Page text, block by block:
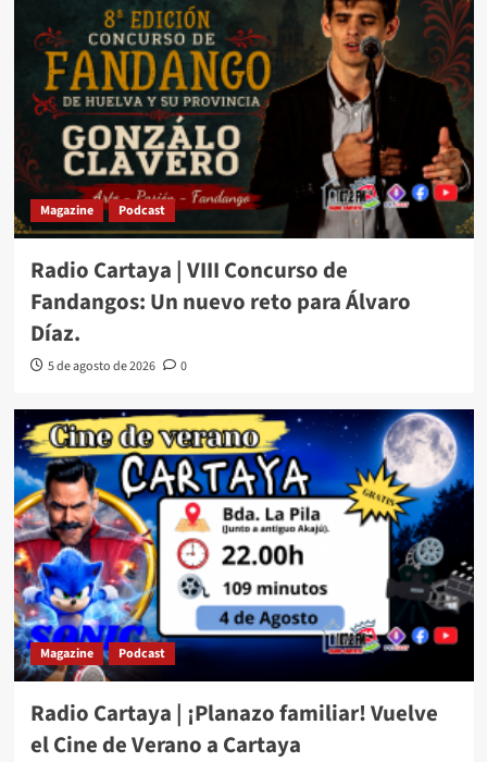
Magazine Podcast
Radio Cartaya | VIII Concurso de
Fandangos: Un nuevo reto para Álvaro
Díaz.
5 de agosto de 2026 0
Magazine Podcast
Radio Cartaya | ¡Planazo familiar! Vuelve
el Cine de Verano a Cartaya